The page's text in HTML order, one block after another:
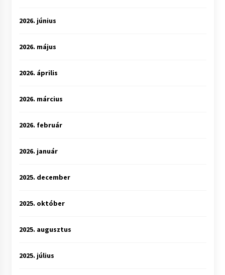
2026. június
2026. május
2026. április
2026. március
2026. február
2026. január
2025. december
2025. október
2025. augusztus
2025. július